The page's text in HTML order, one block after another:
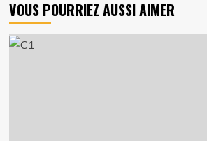
VOUS POURRIEZ AUSSI AIMER